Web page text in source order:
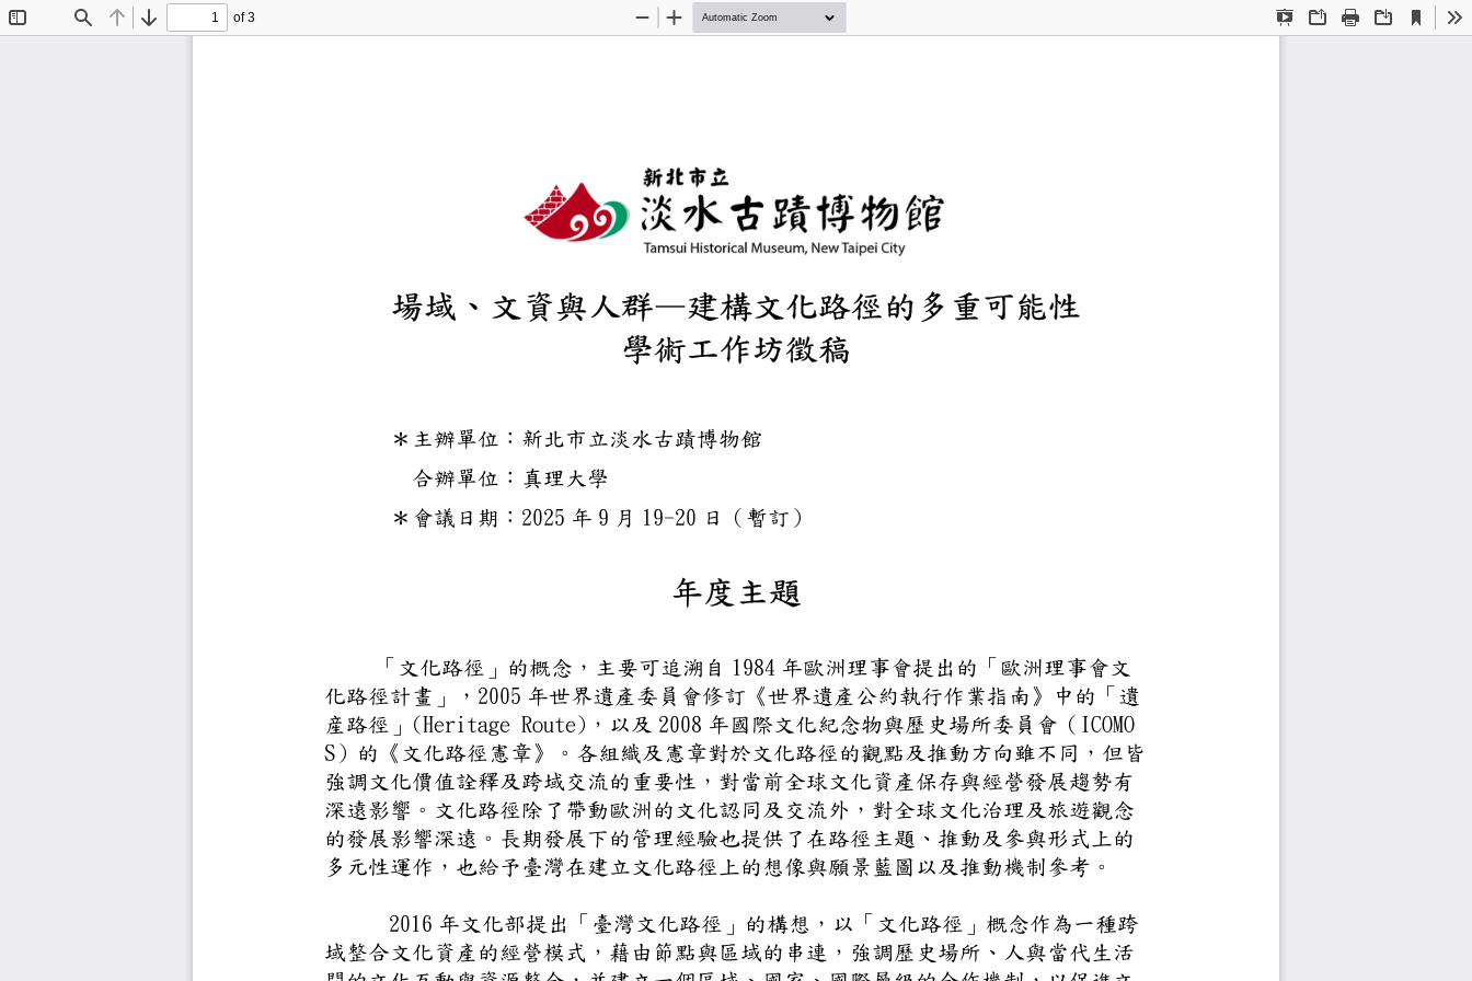
Find Previous
Next
of 3
Presentation
OpenPrint Download
Current
View
Zoom
Zoom
場域、文資與人群—建構文化路徑的多重可能
學術工作坊徵稿
＊主辦單位：新北市立淡水古蹟博物館
合辦單位：真理大學
＊會議日期：2025 年 9 月 19-20 日（暫訂）
年度主題
「文化路徑」的概念，主要可追溯自 1984 年歐洲理事會提出的「歐洲理
化路徑計畫」，2005 年世界遺產委員會修訂《世界遺產公約執行作業指南》
産路徑」(Heritage Route)，以及 2008 年國際文化紀念物與歷史場所委員會（
S）的《文化路徑憲章》。各組織及憲章對於文化路徑的觀點及推動方向雖不
強調文化價值詮釋及跨域交流的重要性，對當前全球文化資產保存與經營發
深遠影響。文化路徑除了帶動歐洲的文化認同及交流外，對全球文化治理及
的發展影響深遠。長期發展下的管理經驗也提供了在路徑主題、推動及參與
多元性運作，也給予臺灣在建立文化路徑上的想像與願景藍圖以及推動機制
2016 年文化部提出「臺灣文化路徑」的構想，以「文化路徑」概念作為
域整合文化資產的經營模式，藉由節點與區域的串連，強調歷史場所、人與